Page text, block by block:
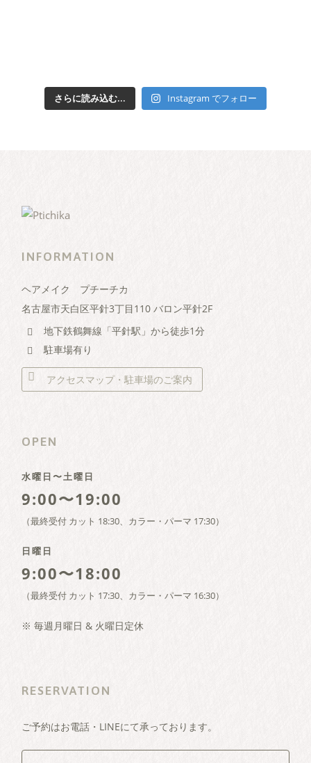
さらに読み込む... Instagram でフォロー
INFORMATION
ヘアメイク プチーチカ
名古屋市天白区平針3丁目110 バロン平針2F
地下鉄鶴舞線「平針駅」から徒歩1分
駐車場有り
アクセスマップ・駐車場のご案内
OPEN
水曜日〜土曜日
9:00〜19:00
（最終受付 カット 18:30、カラー・パーマ 17:30）
日曜日
9:00〜18:00
（最終受付 カット 17:30、カラー・パーマ 16:30）
※ 毎週月曜日 & 火曜日定休
RESERVATION
ご予約はお電話・LINEにて承っております。